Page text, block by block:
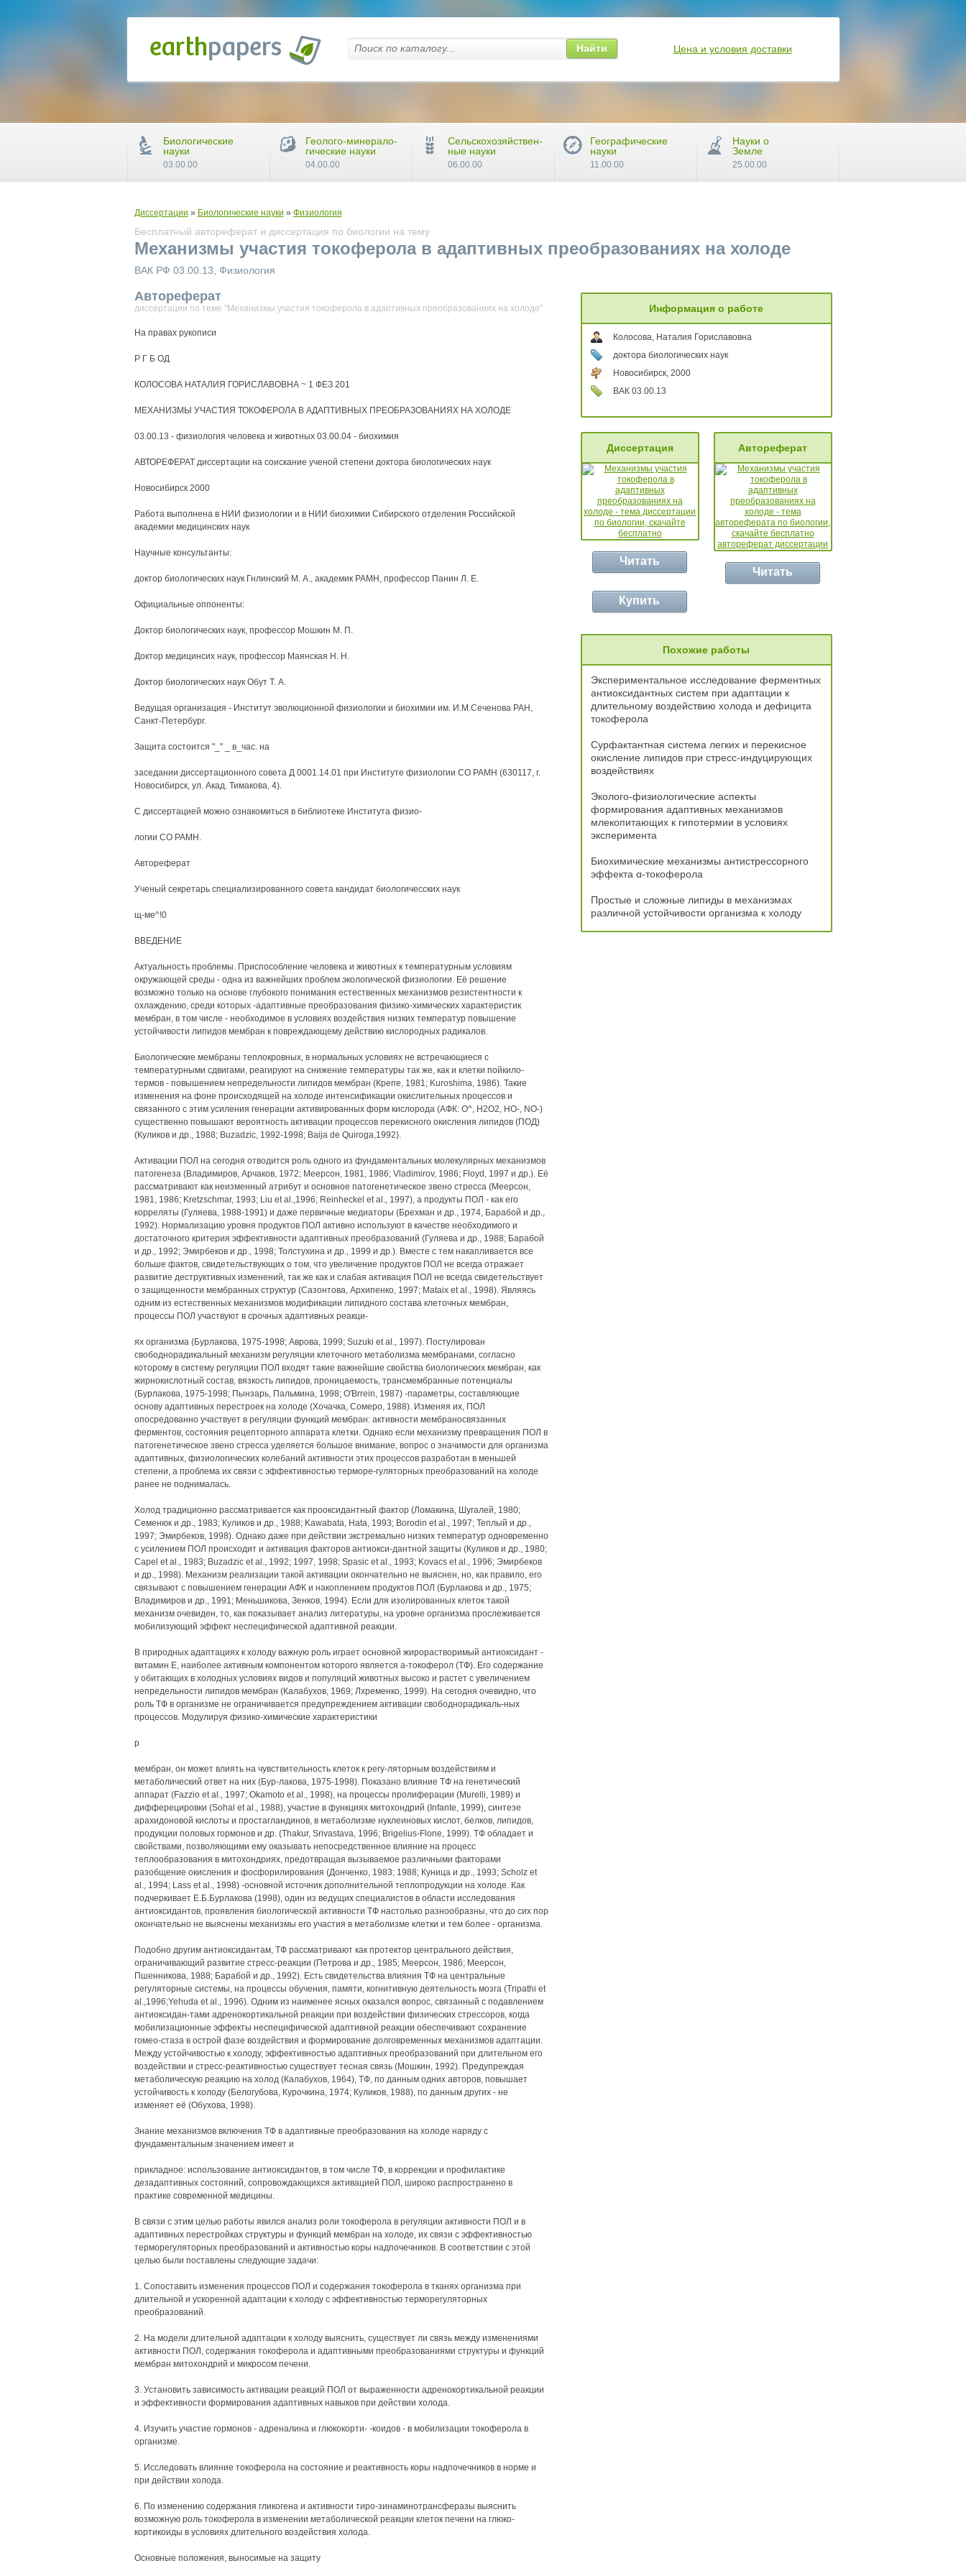
Диссертации » Биологические науки » Физиология
Бесплатный автореферат и диссертация по биологии на тему
Механизмы участия токоферола в адаптивных преобразованиях на холоде
ВАК РФ 03.00.13, Физиология
Автореферат
диссертации по теме "Механизмы участия токоферола в адаптивных преобразованиях на холоде"
На правах рукописи
Р Г Б ОД
КОЛОСОВА НАТАЛИЯ ГОРИСЛАВОВНА ~ 1 ФЕЗ 201
МЕХАНИЗМЫ УЧАСТИЯ ТОКОФЕРОЛА В АДАПТИВНЫХ ПРЕОБРАЗОВАНИЯХ НА ХОЛОДЕ
03.00.13 - физиология человека и животных 03.00.04 - биохимия
АВТОРЕФЕРАТ диссертации на соискание ученой степени доктора биологических наук
Новосибирск 2000
Работа выполнена в НИИ физиологии и в НИИ биохимии Сибирского отделения Российской
академии медицинских наук
Научные консультанты:
доктор биологических наук Гнлинский М. А., академик РАМН, профессор Панин Л. Е.
Официальные оппоненты:
Доктор биологических наук, профессор Мошкин М. П.
Доктор медицинсих наук, профессор Маянская Н. Н.
Доктор биологических наук Обут Т. А.
Ведущая организация - Институт эволюционной физиологии и биохимии им. И.М.Сеченова РАН,
Санкт-Петербург.
Защита состоится "_" _ в_час. на
заседании диссертационного совета Д 0001.14.01 при Институте физиологии СО РАМН (630117, г.
Новосибирск, ул. Акад. Тимакова, 4).
С диссертацией можно ознакомиться в библиотеке Института физио-
логии СО РАМН.
Автореферат
Ученый секретарь специализированного совета кандидат биологичесских наук
щ-ме^!0
ВВЕДЕНИЕ
Актуальность проблемы. Приспособление человека и животных к температурным условиям
окружающей среды - одна из важнейших проблем экологической физиологии. Её решение
возможно только на основе глубокого понимания естественных механизмов резистентности к
охлаждению, среди которых -адаптивные преобразования физико-химических характеристик
мембран, в том числе - необходимое в условиях воздействия низких температур повышение
устойчивости липидов мембран к повреждающему действию кислородных радикалов.
Биологические мембраны теплокровных, в нормальных условиях не встречающиеся с
температурными сдвигами, реагируют на снижение температуры так же, как и клетки пойкило-
термов - повышением непредельности липидов мембран (Крепе, 1981; Kuroshima, 1986). Такие
изменения на фоне происходящей на холоде интенсификации окислительных процессов и
связанного с этим усиления генерации активированных форм кислорода (АФК: О^, Н2О2, НО-, NO-)
существенно повышают вероятность активации процессов перекисного окисления липидов (ПОД)
(Куликов и др., 1988; Buzadzic, 1992-1998; Baija de Quiroga,1992).
Активации ПОЛ на сегодня отводится роль одного из фундаментальных молекулярных механизмов
патогенеза (Владимиров, Арчаков, 1972; Меерсон, 1981, 1986; Vladimirov, 1986; Floyd, 1997 и др.). Её
рассматривают как неизменный атрибут и основное патогенетическое звено стресса (Меерсон,
1981, 1986; Kretzschmar, 1993; Liu et al.,1996; Reinheckel et al., 1997), а продукты ПОЛ - как его
корреляты (Гуляева, 1988-1991) и даже первичные медиаторы (Брехман и др., 1974, Барабой и др.,
1992). Нормализацию уровня продуктов ПОЛ активно используют в качестве необходимого и
достаточного критерия эффективности адаптивных преобразований (Гуляева и др., 1988; Барабой
и др., 1992; Эмирбеков и др., 1998; Толстухина и др., 1999 и др.). Вместе с тем накапливается все
больше фактов, свидетельствующих о том, что увеличение продуктов ПОЛ не всегда отражает
развитие деструктивных изменений, так же как и слабая активация ПОЛ не всегда свидетельствует
о защищенности мембранных структур (Сазонтова, Архипенко, 1997; Mataix et al., 1998). Являясь
одним из естественных механизмов модификации липидного состава клеточных мембран,
процессы ПОЛ участвуют в срочных адаптивных реакци-
ях организма (Бурлакова, 1975-1998; Аврова, 1999; Suzuki et al., 1997). Постулирован
свободнорадикальный механизм регуляции клеточного метаболизма мембранами, согласно
которому в систему регуляции ПОЛ входят такие важнейшие свойства биологических мембран, как
жирнокислотный состав, вязкость липидов, проницаемость, трансмембранные потенциалы
(Бурлакова, 1975-1998; Пынзарь, Пальмина, 1998; O'Brrein, 1987) -параметры, составляющие
основу адаптивных перестроек на холоде (Хочачка, Сомеро, 1988). Изменяя их, ПОЛ
опосредованно участвует в регуляции функций мембран: активности мембраносвязанных
ферментов, состояния рецепторного аппарата клетки. Однако если механизму превращения ПОЛ в
патогенетическое звено стресса уделяется большое внимание, вопрос о значимости для организма
адаптивных, физиологических колебаний активности этих процессов разработан в меньшей
степени, а проблема их связи с эффективностью терморе-гуляторных преобразований на холоде
ранее не поднималась.
Холод традиционно рассматривается как прооксидантный фактор (Ломакина, Шугалей, 1980;
Семенюк и др., 1983; Куликов и др., 1988; Kawabata, Hata, 1993; Borodin et al., 1997; Теплый и др.,
1997; Эмирбеков, 1998). Однако даже при действии экстремально низких температур одновременно
с усилением ПОЛ происходит и активация факторов антиокси-дантной защиты (Куликов и др., 1980;
Capel et al., 1983; Buzadzic et al., 1992; 1997, 1998; Spasic et al., 1993; Kovacs et al., 1996; Эмирбеков
и др., 1998). Механизм реализации такой активации окончательно не выяснен, но, как правило, его
связывают с повышением генерации АФК и накоплением продуктов ПОЛ (Бурлакова и др., 1975;
Владимиров и др., 1991; Меньшикова, Зенков, 1994). Если для изолированных клеток такой
механизм очевиден, то, как показывает анализ литературы, на уровне организма прослеживается
мобилизующий эффект неспецифической адаптивной реакции.
В природных адаптациях к холоду важную роль играет основной жирорастворимый антиоксидант -
витамин Е, наиболее активным компонентом которого является а-токоферол (ТФ). Его содержание
у обитающих в холодных условиях видов и популяций животных высоко и растет с увеличением
непредельности липидов мембран (Калабухов, 1969; Лхременко, 1999). На сегодня очевидно, что
роль ТФ в организме не ограничивается предупреждением активации свободнорадикаль-ных
процессов. Модулируя физико-химические характеристики
р
мембран, он может влиять на чувствительность клеток к регу-ляторным воздействиям и
метаболический ответ на них (Бур-лакова, 1975-1998). Показано влияние ТФ на генетический
аппарат (Fazzio et al., 1997; Okamoto et al., 1998), на процессы пролиферации (Murelli, 1989) и
дифферецировки (Sohal et al., 1988), участие в функциях митохондрий (Infante, 1999), синтезе
арахидоновой кислоты и простагландинов, в метаболизме нуклеиновых кислот, белков, липидов,
продукции половых гормонов и др. (Thakur, Srivastava, 1996; Brigelius-Flone, 1999). ТФ обладает и
свойствами, позволяющими ему оказывать непосредственное влияние на процесс
теплообразования в митохондриях, предотвращая вызываемое различными факторами
разобщение окисления и фосфорилирования (Донченко, 1983; 1988; Куница и др., 1993; Scholz et
al., 1994; Lass et al., 1998) -основной источник дополнительной теплопродукции на холоде. Как
подчеркивает Е.Б.Бурлакова (1998), один из ведущих специалистов в области исследования
антиоксидантов, проявления биологической активности ТФ настолько разнообразны, что до сих пор
окончательно не выяснены механизмы его участия в метаболизме клетки и тем более - организма.
Подобно другим антиоксидантам, ТФ рассматривают как протектор центрального действия,
ограничивающий развитие стресс-реакции (Петрова и др., 1985; Меерсон, 1986; Меерсон,
Пшенникова, 1988; Барабой и др., 1992). Есть свидетельства влияния ТФ на центральные
регуляторные системы, на процессы обучения, памяти, когнитивную деятельность мозга (Tripathi et
al.,1996;Yehuda et al., 1996). Одним из наименее ясных оказался вопрос, связанный с подавлением
антиоксидан-тами адренокортикальной реакции при воздействии физических стрессоров, когда
мобилизационные эффекты неспецифической адаптивной реакции обеспечивают сохранение
гомео-стаза в острой фазе воздействия и формирование долговременных механизмов адаптации.
Между устойчивостью к холоду, эффективностью адаптивных преобразований при длительном его
воздействии и стресс-реактивностью существует тесная связь (Мошкин, 1992). Предупреждая
метаболическую реакцию на холод (Калабухов, 1964), ТФ, по данным одних авторов, повышает
устойчивость к холоду (Белогубова, Курочкина, 1974; Куликов, 1988), по данным других - не
изменяет её (Обухова, 1998).
Знание механизмов включения ТФ в адаптивные преобразования на холоде наряду с
фундаментальным значением имеет и
прикладное: использование антиоксидантов, в том числе ТФ, в коррекции и профилактике
дезадаптивных состояний, сопровождающихся активацией ПОЛ, широко распространено в
практике современной медицины.
В связи с этим целью работы явился анализ роли токоферола в регуляции активности ПОЛ и в
адаптивных перестройках структуры и функций мембран на холоде, их связи с эффективностью
терморегуляторных преобразований и активностью коры надпочечников. В соответствии с этой
целью были поставлены следующие задачи:
1. Сопоставить изменения процессов ПОЛ и содержания токоферола в тканях организма при
длительной и ускоренной адаптации к холоду с эффективностью терморегуляторных
преобразований.
2. На модели длительной адаптации к холоду выяснить, существует ли связь между изменениями
активности ПОЛ, содержания токоферола и адаптивными преобразованиями структуры и функций
мембран митохондрий и микросом печени.
3. Установить зависимость активации реакций ПОЛ от выраженности адренокортикальной реакции
и эффективности формирования адаптивных навыков при действии холода.
4. Изучить участие гормонов - адреналина и глюкокорти- -коидов - в мобилизации токоферола в
организме.
5. Исследовать влияние токоферола на состояние и реактивность коры надпочечников в норме и
при действии холода.
6. По изменению содержания гликогена и активности тиро-зинаминотрансферазы выяснить
возможную роль токоферола в изменении метаболической реакции клеток печени на глюко-
кортикоиды в условиях длительного воздействия холода.
Основные положения, выносимые на защиту
Информация о работе
Колосова, Наталия Гориславовна
доктора биологических наук
Новосибирск, 2000
ВАК 03.00.13
Диссертация
Читать
Автореферат
Читать
Купить
Похожие работы
Экспериментальное исследование ферментных
антиоксидантных систем при адаптации к
длительному воздействию холода и дефицита
токоферола
Сурфактантная система легких и перекисное
окисление липидов при стресс-индуцирующих
воздействиях
Эколого-физиологические аспекты
формирования адаптивных механизмов
млекопитающих к гипотермии в условиях
эксперимента
Биохимические механизмы антистрессорного
эффекта α-токоферола
Простые и сложные липиды в механизмах
различной устойчивости организма к холоду
Найти Цена и условия доставки
Биологические
науки
03.00.00
Геолого-минерало-
гические науки
04.00.00
Сельскохозяйствен-
ные науки
06.00.00
Географические
науки
11.00.00
Науки о
Земле
25.00.00